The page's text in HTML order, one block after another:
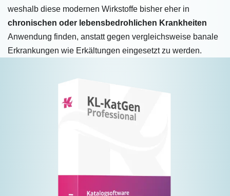
weshalb diese modernen Wirkstoffe bisher eher in
chronischen oder lebensbedrohlichen Krankheiten
Anwendung finden, anstatt gegen vergleichsweise banale
Erkrankungen wie Erkältungen eingesetzt zu werden.